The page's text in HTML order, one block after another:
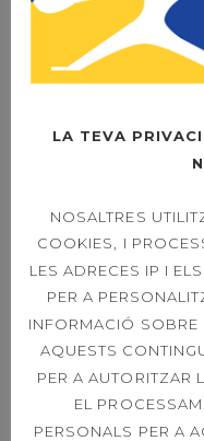
LA TEVA
NOSALTRES
COOKIES, I
LES ADRECES IP I
PER A
INFORMACIÓ SOBRE
AQUESTS
PER A AUTORITZAR
EL
PERSONALS PER A